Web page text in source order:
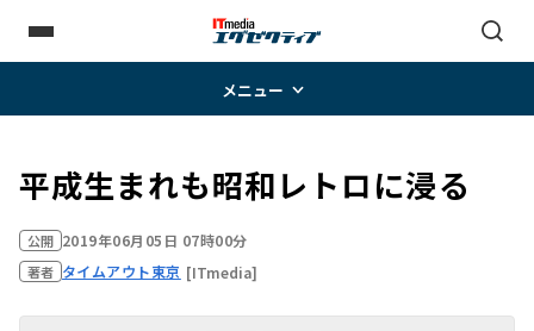
メニュー
平成生まれも昭和レトロに浸る
公開 2019年06月05日 07時00分
著者 タイムアウト東京 [ITmedia]